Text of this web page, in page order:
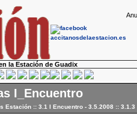
la Estación de Guadix
I_Encuentro
Estación:: 3.1 I Encuentro - 3.5.2008 :: 3.1.3